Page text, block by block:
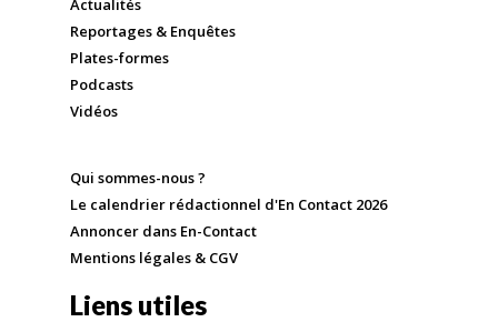
Actualités
Reportages & Enquêtes
Plates-formes
Podcasts
Vidéos
Qui sommes-nous ?
Le calendrier rédactionnel d'En Contact 2026
Annoncer dans En-Contact
Mentions légales & CGV
Liens utiles